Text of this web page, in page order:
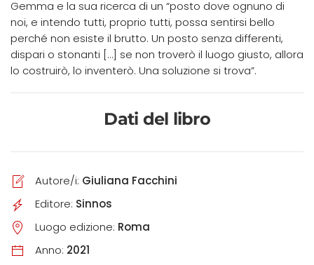
Gemma e la sua ricerca di un “posto dove ognuno di
noi, e intendo tutti, proprio tutti, possa sentirsi bello
perché non esiste il brutto. Un posto senza differenti,
dispari o stonanti […] se non troverò il luogo giusto, allora
lo costruirò, lo inventerò. Una soluzione si trova”.
Dati del libro
Autore/i: Giuliana Facchini
Editore: Sinnos
Luogo edizione: Roma
Anno: 2021